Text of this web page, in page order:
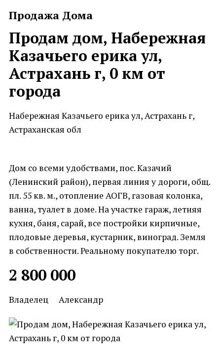
Продажа Дома
Продам дом, Набережная
Казачьего ерика ул,
Астрахань г, 0 км от
города
Набережная Казачьего ерика ул, Астрахань г,
Астраханская обл
Дом со всеми удобствами, пос. Казачий
(Ленинский район), первая линия у дороги, общ.
пл. 55 кв. м., отопление АОГВ, газовая колонка,
ванна, туалет в доме. На участке гараж, летняя
кухня, баня, сарай, все постройки кирпичные,
плодовые деревья, кустарник, виноград. Земля
в собственности. Реальному покупателю торг.
2 800 000
Владелец Александр